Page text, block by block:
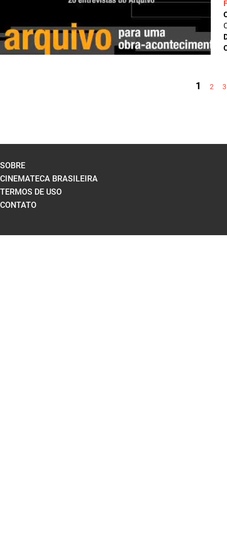
1 2 3
SOBRE
CINEMATECA BRASILEIRA
TERMOS DE USO
CONTATO